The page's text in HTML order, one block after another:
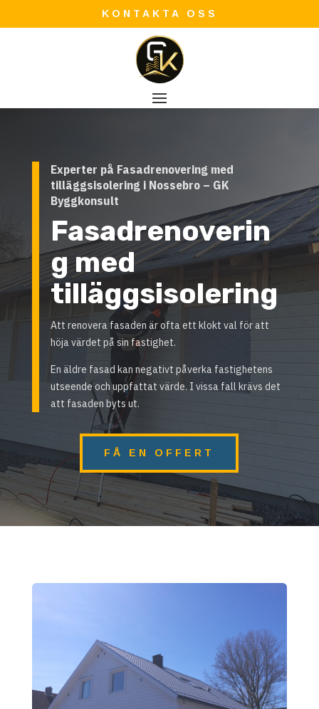
KONTAKTA OSS
Experter på Fasadrenovering med
tilläggsisolering i Nossebro – GK
Byggkonsult
Fasadrenoverin
g med
tilläggsisolering
Att renovera fasaden är ofta ett klokt val för att
höja värdet på sin fastighet.
En äldre fasad kan negativt påverka fastighetens
utseende och uppfattat värde. I vissa fall krävs det
att fasaden byts ut.
FÅ EN OFFERT